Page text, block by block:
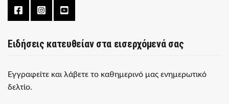
Ειδήσεις κατευθείαν στα εισερχόμενά σας
Εγγραφείτε και λάβετε το καθημερινό μας ενημερωτικό
δελτίο.